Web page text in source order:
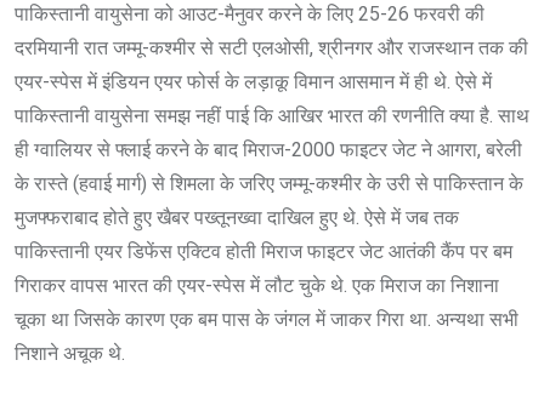
पाकिस्तानी वायुसेना को आउट-मैनुवर करने के लिए 25-26 फरवरी की
दरमियानी रात जम्मू-कश्मीर से सटी एलओसी, श्रीनगर और राजस्थान तक की
एयर-स्पेस में इंडियन एयर फोर्स के लड़ाकू विमान आसमान में ही थे. ऐसे में
पाकिस्तानी वायुसेना समझ नहीं पाई कि आखिर भारत की रणनीति क्या है. साथ
ही ग्वालियर से फ्लाई करने के बाद मिराज-2000 फाइटर जेट ने आगरा, बरेली
के रास्ते (हवाई मार्ग) से शिमला के जरिए जम्मू-कश्मीर के उरी से पाकिस्तान के
मुजफ्फराबाद होते हुए खैबर पख्तूनख्वा दाखिल हुए थे. ऐसे में जब तक
पाकिस्तानी एयर डिफेंस एक्टिव होती मिराज फाइटर जेट आतंकी कैंप पर बम
गिराकर वापस भारत की एयर-स्पेस में लौट चुके थे. एक मिराज का निशाना
चूका था जिसके कारण एक बम पास के जंगल में जाकर गिरा था. अन्यथा सभी
निशाने अचूक थे.